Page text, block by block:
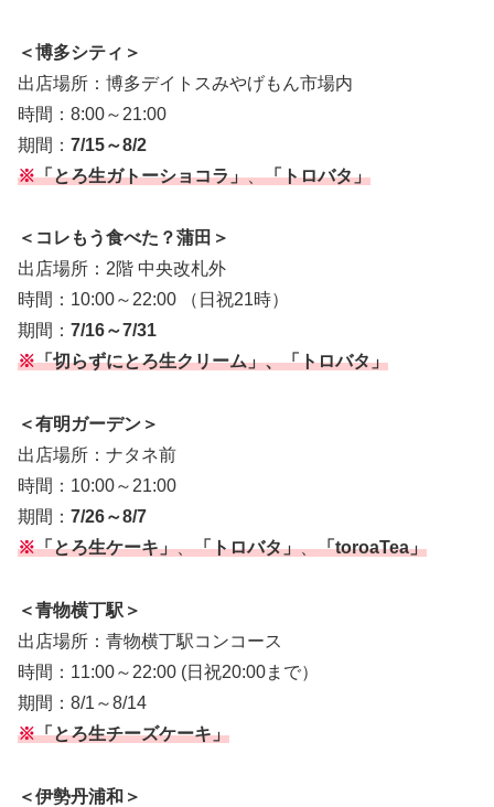
＜博多シティ＞
出店場所：博多デイトスみやげもん市場内
時間：8:00～21:00
期間： 7/15～8/2
※「とろ生ガトーショコラ」、「トロバタ」
＜コレもう食べた？蒲田＞
出店場所：2階 中央改札外
時間：10:00～22:00 （日祝21時）
期間： 7/16～7/31
※「切らずにとろ生クリーム」、「トロバタ」
＜有明ガーデン＞
出店場所：ナタネ前
時間：10:00～21:00
期間： 7/26～8/7
※「とろ生ケーキ」、「トロバタ」、「toroaTea」
＜青物横丁駅＞
出店場所：青物横丁駅コンコース
時間：11:00～22:00 (日祝20:00まで）
期間：8/1～8/14
※「とろ生チーズケーキ」
＜伊勢丹浦和＞